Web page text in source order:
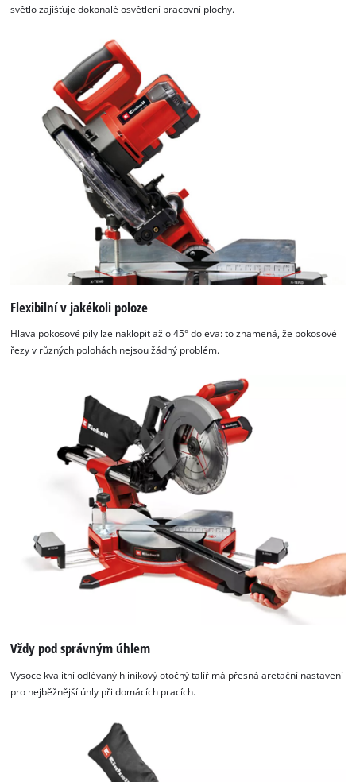
světlo zajišťuje dokonalé osvětlení pracovní plochy.
Flexibilní v jakékoli poloze
Hlava pokosové pily lze naklopit až o 45° doleva: to znamená, že pokosové
řezy v různých polohách nejsou žádný problém.
Vždy pod správným úhlem
Vysoce kvalitní odlévaný hliníkový otočný talíř má přesná aretační nastavení
pro nejběžnější úhly při domácích pracích.